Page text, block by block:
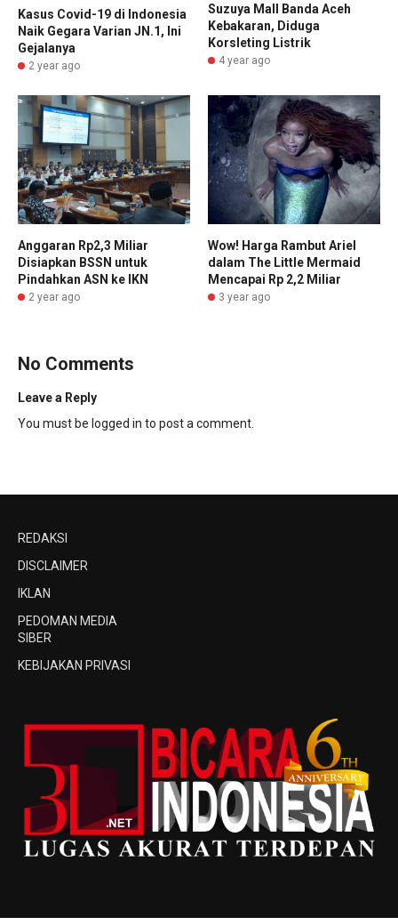
Kasus Covid-19 di Indonesia
Naik Gegara Varian JN.1, Ini
Gejalanya
2 year ago
Suzuya Mall Banda Aceh
Kebakaran, Diduga
Korsleting Listrik
4 year ago
Anggaran Rp2,3 Miliar
Disiapkan BSSN untuk
Pindahkan ASN ke IKN
2 year ago
Wow! Harga Rambut Ariel
dalam The Little Mermaid
Mencapai Rp 2,2 Miliar
3 year ago
No Comments
Leave a Reply
You must be logged in to post a comment.
REDAKSI
DISCLAIMER
IKLAN
PEDOMAN MEDIA
SIBER
KEBIJAKAN PRIVASI